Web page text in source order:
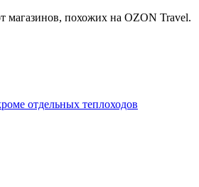
магазинов, похожих на OZON Travel.
отдельных теплоходов